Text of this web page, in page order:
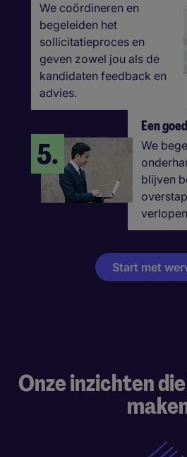
We coördineren en
begeleiden het
sollicitatieproces en
geven zowel jou als de
kandidaten feedback en
advies.
5.
Een
We
blijven
Start met
Onze inzichten